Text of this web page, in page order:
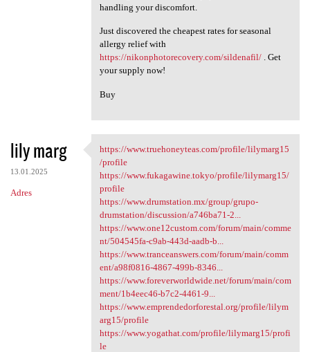
handling your discomfort.
Just discovered the cheapest rates for seasonal
allergy relief with
https://nikonphotorecovery.com/sildenafil/. Get
your supply now!
Buy
lily marg
13.01.2025
Adres
https://www.truehoneyteas.com
https://www.truehoneyteas.com/profile/lilymarg15
/profile
https://www.fukagawine.tokyo/profile/lilymarg15/
profile
https://www.drumstation.mx/group/grupo-
drumstation/discussion/a746ba71-2...
https://www.one12custom.com/forum/main/comme
nt/504545fa-c9ab-443d-aadb-b...
https://www.tranceanswers.com/forum/main/comm
ent/a98f0816-4867-499b-8346...
https://www.foreverworldwide.net/forum/main/com
ment/1b4eec46-b7c2-4461-9...
https://www.emprendedorforestal.org/profile/lilym
arg15/profile
https://www.yogathat.com/profile/lilymarg15/profi
le